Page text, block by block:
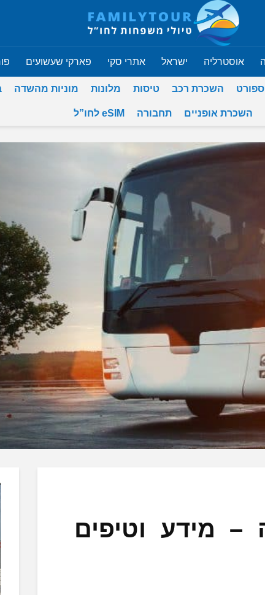
אוסטרליה ישראל אתרי סקי פארקי שעשועים
ספורט השכרת רכב טיסות מלונות מוניות מהשדה
השכרת אופניים תחבורה eSIM לחו”ל
– מידע וטיפים